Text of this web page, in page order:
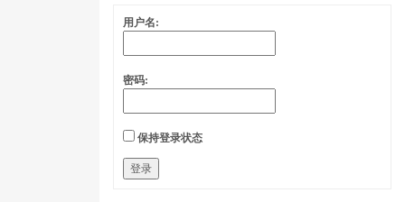
用户名:
密码:
保持登录状态
登录